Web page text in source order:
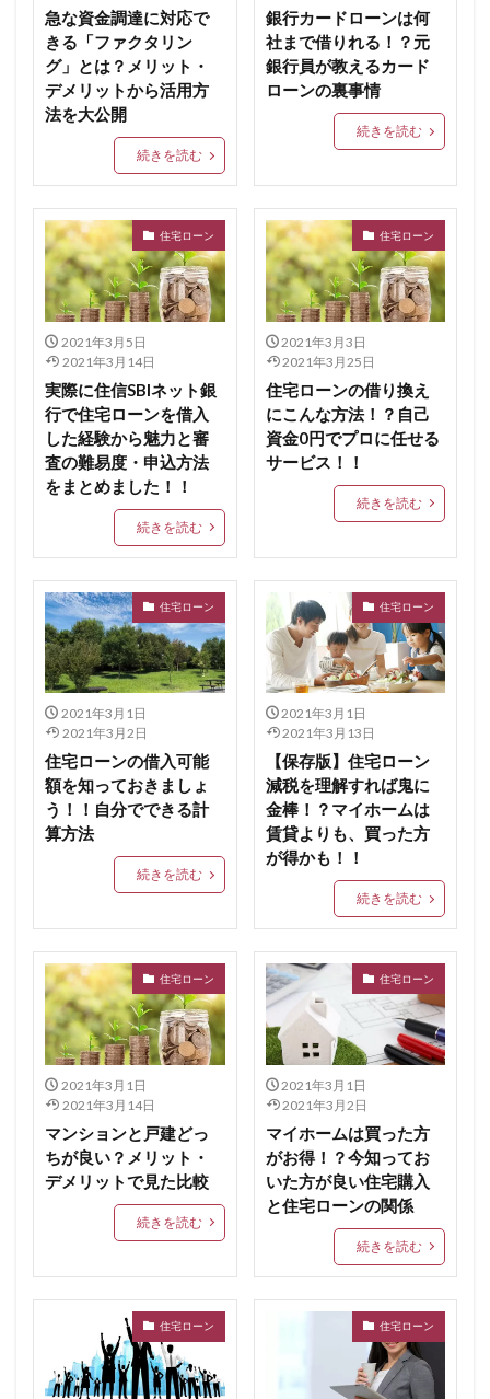
急な資金調達に対応で
きる「ファクタリン
グ」とは？メリット・
デメリットから活用方
法を大公開
続きを読む
銀行カードローンは何
社まで借りれる！？元
銀行員が教えるカード
ローンの裏事情
続きを読む
住宅ローン
2021年3月5日
2021年3月14日
実際に住信SBIネット銀
行で住宅ローンを借入
した経験から魅力と審
査の難易度・申込方法
をまとめました！！
続きを読む
住宅ローン
2021年3月3日
2021年3月25日
住宅ローンの借り換え
にこんな方法！？自己
資金0円でプロに任せる
サービス！！
続きを読む
住宅ローン
2021年3月1日
2021年3月2日
住宅ローンの借入可能
額を知っておきましょ
う！！自分でできる計
算方法
続きを読む
住宅ローン
2021年3月1日
2021年3月13日
【保存版】住宅ローン
減税を理解すれば鬼に
金棒！？マイホームは
賃貸よりも、買った方
が得かも！！
続きを読む
住宅ローン
2021年3月1日
2021年3月14日
マンションと戸建どっ
ちが良い？メリット・
デメリットで見た比較
続きを読む
住宅ローン
2021年3月1日
2021年3月2日
マイホームは買った方
がお得！？今知ってお
いた方が良い住宅購入
と住宅ローンの関係
続きを読む
住宅ローン 住宅ローン